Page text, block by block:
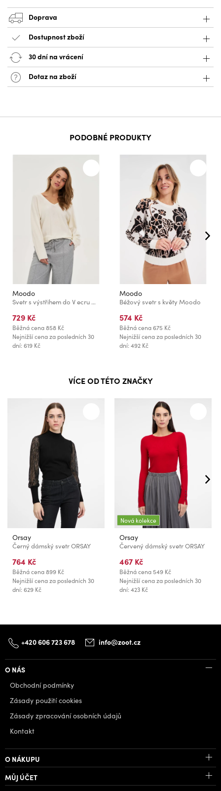
Doprava
Dostupnost zboží
30 dní na vrácení
Dotaz na zboží
PODOBNÉ PRODUKTY
Moodo
Svetr s výstřihem do V ecru Moodo
729 Kč
Běžná cena858 Kč
Nejnižší cena za posledních 30
dní: 619 Kč
Moodo
Béžový svetr s květy Moodo
574 Kč
Běžná cena675 Kč
Nejnižší cena za posledních 30
dní: 492 Kč
VÍCE OD TÉTO ZNAČKY
Orsay
Černý dámský svetr ORSAY
764 Kč
Běžná cena899 Kč
Nejnižší cena za posledních 30
dní: 629 Kč
Nová kolekce
Orsay
Červený dámský svetr ORSAY
467 Kč
Běžná cena549 Kč
Nejnižší cena za posledních 30
dní: 423 Kč
+420 606 723 678 info@zoot.cz
O NÁS
Obchodní podmínky
Zásady použití cookies
Zásady zpracování osobních údajů
Kontakt
O NÁKUPU
MŮJ ÚČET